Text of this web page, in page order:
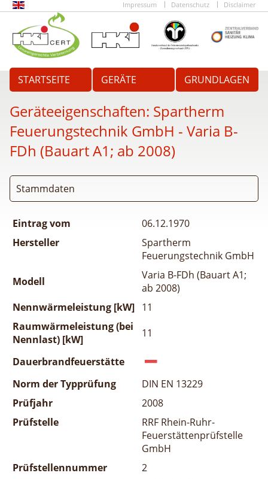
Impressum Datenschutz Disclaimer
STARTSEITE GERÄTE GRUNDLAGEN
Geräteeigenschaften: Spartherm
Feuerungstechnik GmbH - Varia B-
FDh (Bauart A1; ab 2008)
Stammdaten
Eintrag vom
06.12.1970
Hersteller
Spartherm
Feuerungstechnik GmbH
Modell
Varia B-FDh (Bauart A1;
ab 2008)
Nennwärmeleistung [kW] 11
Raumwärmeleistung (bei
Nennlast) [kW]
11
Dauerbrandfeuerstätte
Norm der Typprüfung
DIN EN 13229
Prüfjahr
2008
Prüfstelle
RRF Rhein-Ruhr-
Feuerstättenprüfstelle
GmbH
Prüfstellennummer
2